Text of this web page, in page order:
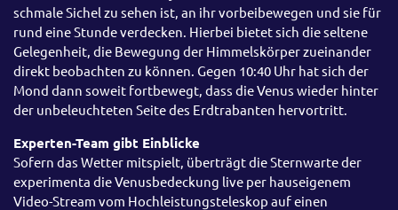
schmale Sichel zu sehen ist, an ihr vorbeibewegen und sie für
rund eine Stunde verdecken. Hierbei bietet sich die seltene
Gelegenheit, die Bewegung der Himmelskörper zueinander
direkt beobachten zu können. Gegen 10:40 Uhr hat sich der
Mond dann soweit fortbewegt, dass die Venus wieder hinter
der unbeleuchteten Seite des Erdtrabanten hervortritt.
Experten-Team gibt Einblicke
Sofern das Wetter mitspielt, überträgt die Sternwarte der
experimenta die Venusbedeckung live per hauseigenem
Video-Stream vom Hochleistungsteleskop auf einen